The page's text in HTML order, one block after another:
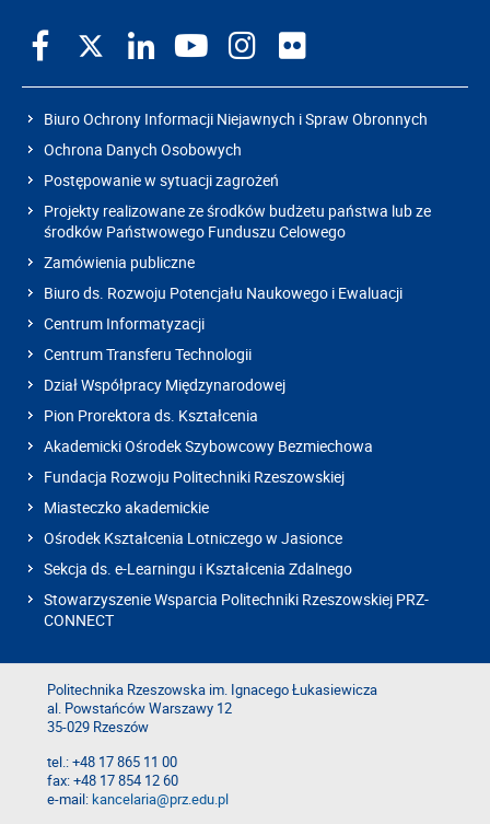
Biuro Ochrony Informacji Niejawnych i Spraw Obronnych
Ochrona Danych Osobowych
Postępowanie w sytuacji zagrożeń
Projekty realizowane ze środków budżetu państwa lub ze
środków Państwowego Funduszu Celowego
Zamówienia publiczne
Biuro ds. Rozwoju Potencjału Naukowego i Ewaluacji
Centrum Informatyzacji
Centrum Transferu Technologii
Dział Współpracy Międzynarodowej
Pion Prorektora ds. Kształcenia
Akademicki Ośrodek Szybowcowy Bezmiechowa
Fundacja Rozwoju Politechniki Rzeszowskiej
Miasteczko akademickie
Ośrodek Kształcenia Lotniczego w Jasionce
Sekcja ds. e-Learningu i Kształcenia Zdalnego
Stowarzyszenie Wsparcia Politechniki Rzeszowskiej PRZ-
CONNECT
Politechnika Rzeszowska im. Ignacego Łukasiewicza
al. Powstańców Warszawy 12
35-029 Rzeszów
tel.: +48 17 865 11 00
fax: +48 17 854 12 60
e-mail:kancelaria@prz.edu.pl